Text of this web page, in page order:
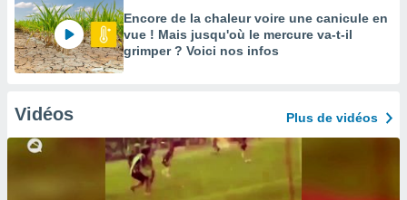
Encore de la chaleur voire une canicule en
vue ! Mais jusqu'où le mercure va-t-il
grimper ? Voici nos infos
Vidéos Plus de vidéos